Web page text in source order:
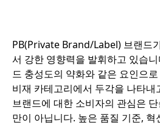
PB(Private Brand/Label) 브랜드
서 강한 영향력을 발휘하고 있습
드 충성도의 약화와 같은 요인으
비재 카테고리에서 두각을 나타내
브랜드에 대한 소비자의 관심은
만이 아닙니다. 높은 품질 기준,